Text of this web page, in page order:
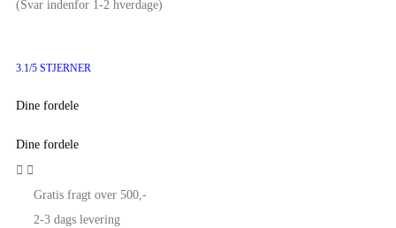
(Svar indenfor 1-2 hverdage)
3.1/5 STJERNER
Dine fordele
Dine fordele
 
Gratis fragt over 500,-
2-3 dags levering